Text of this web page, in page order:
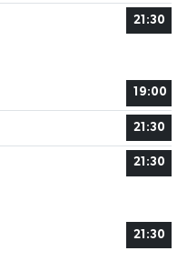
21:30
19:00
21:30
21:30
21:30